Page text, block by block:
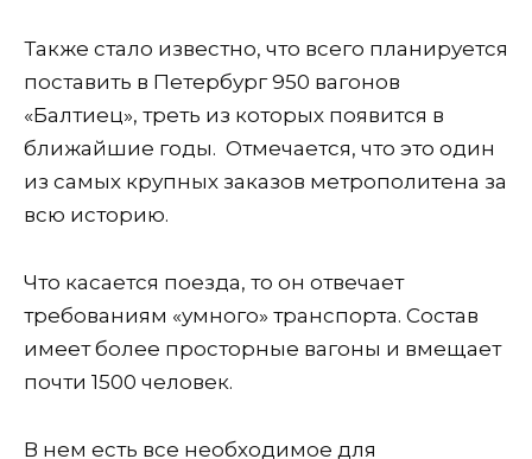
Также стало известно, что всего планируется
поставить в Петербург 950 вагонов
«Балтиец», треть из которых появится в
ближайшие годы. Отмечается, что это один
из самых крупных заказов метрополитена за
всю историю.
Что касается поезда, то он отвечает
требованиям «умного» транспорта. Состав
имеет более просторные вагоны и вмещает
почти 1500 человек.
В нем есть все необходимое для